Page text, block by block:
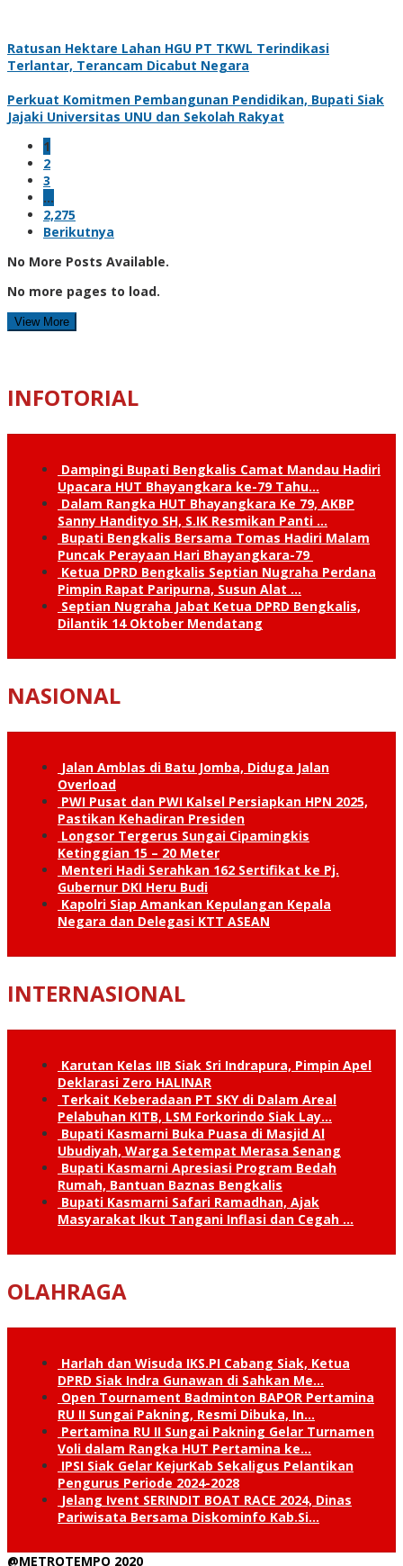
Ratusan Hektare Lahan HGU PT TKWL Terindikasi
Terlantar, Terancam Dicabut Negara
Perkuat Komitmen Pembangunan Pendidikan, Bupati Siak
Jajaki Universitas UNU dan Sekolah Rakyat
1
2
3
…
2,275
Berikutnya
No More Posts Available.
No more pages to load.
View More
INFOTORIAL
Dampingi Bupati Bengkalis Camat Mandau Hadiri
Upacara HUT Bhayangkara ke-79 Tahu…
Dalam Rangka HUT Bhayangkara Ke 79, AKBP
Sanny Handityo SH, S.IK Resmikan Panti …
Bupati Bengkalis Bersama Tomas Hadiri Malam
Puncak Perayaan Hari Bhayangkara-79
Ketua DPRD Bengkalis Septian Nugraha Perdana
Pimpin Rapat Paripurna, Susun Alat …
Septian Nugraha Jabat Ketua DPRD Bengkalis,
Dilantik 14 Oktober Mendatang
NASIONAL
Jalan Amblas di Batu Jomba, Diduga Jalan
Overload
PWI Pusat dan PWI Kalsel Persiapkan HPN 2025,
Pastikan Kehadiran Presiden
Longsor Tergerus Sungai Cipamingkis
Ketinggian 15 – 20 Meter
Menteri Hadi Serahkan 162 Sertifikat ke Pj.
Gubernur DKI Heru Budi
Kapolri Siap Amankan Kepulangan Kepala
Negara dan Delegasi KTT ASEAN
INTERNASIONAL
Karutan Kelas IIB Siak Sri Indrapura, Pimpin Apel
Deklarasi Zero HALINAR
Terkait Keberadaan PT SKY di Dalam Areal
Pelabuhan KITB, LSM Forkorindo Siak Lay…
Bupati Kasmarni Buka Puasa di Masjid Al
Ubudiyah, Warga Setempat Merasa Senang
Bupati Kasmarni Apresiasi Program Bedah
Rumah, Bantuan Baznas Bengkalis
Bupati Kasmarni Safari Ramadhan, Ajak
Masyarakat Ikut Tangani Inflasi dan Cegah …
OLAHRAGA
Harlah dan Wisuda IKS.PI Cabang Siak, Ketua
DPRD Siak Indra Gunawan di Sahkan Me…
Open Tournament Badminton BAPOR Pertamina
RU II Sungai Pakning, Resmi Dibuka, In…
Pertamina RU II Sungai Pakning Gelar Turnamen
Voli dalam Rangka HUT Pertamina ke…
IPSI Siak Gelar KejurKab Sekaligus Pelantikan
Pengurus Periode 2024-2028
Jelang Ivent SERINDIT BOAT RACE 2024, Dinas
Pariwisata Bersama Diskominfo Kab.Si…
@METROTEMPO 2020